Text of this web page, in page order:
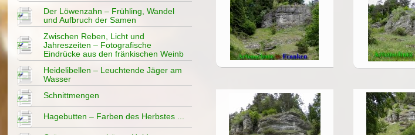
Der Löwenzahn – Frühling, Wandel
und Aufbruch der Samen
Zwischen Reben, Licht und
Jahreszeiten – Fotografische
Eindrücke aus den fränkischen Weinb
Heidelibellen – Leuchtende Jäger am
Wasser
Schnittmengen
Hagebutten – Farben des Herbstes ...